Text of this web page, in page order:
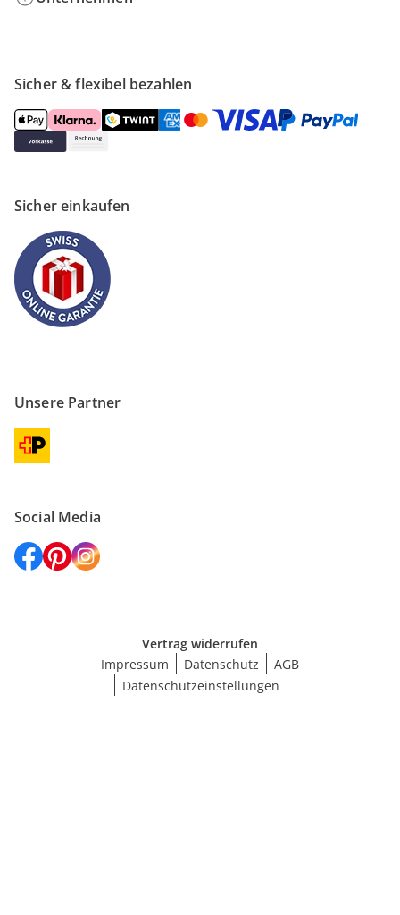
Sicher & flexibel bezahlen
Sicher einkaufen
Unsere Partner
Social Media
Vertrag widerrufen
Impressum
Datenschutz
AGB
Datenschutzeinstellungen